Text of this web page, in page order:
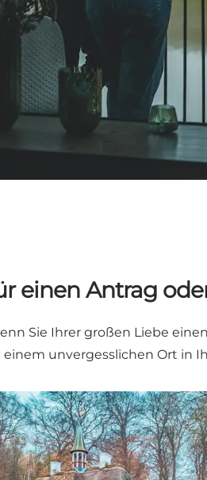
einen Antrag
Sie Ihrer großen Liebe
einem unvergesslichen Ort in
Park